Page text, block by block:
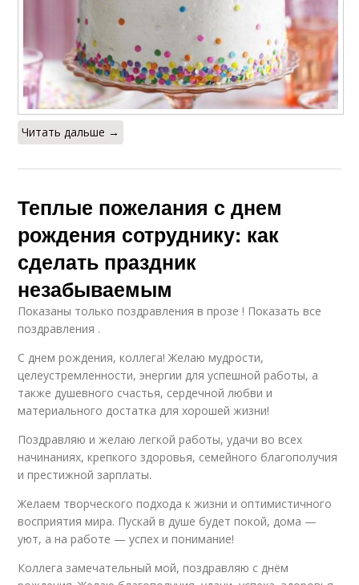
Читать дальше →
Теплые пожелания с днем
рождения сотруднику: как
сделать праздник
незабываемым
Показаны только поздравления в прозе ! Показать все
поздравления .
С днем рождения, коллега! Желаю мудрости,
целеустремленности, энергии для успешной работы, а
также душевного счастья, сердечной любви и
материального достатка для хорошей жизни!
Поздравляю и желаю легкой работы, удачи во всех
начинаниях, крепкого здоровья, семейного благополучия
и престижной зарплаты.
Желаем творческого подхода к жизни и оптимистичного
восприятия мира. Пускай в душе будет покой, дома —
уют, а на работе — успех и понимание!
Коллега замечательный мой, поздравляю с днём